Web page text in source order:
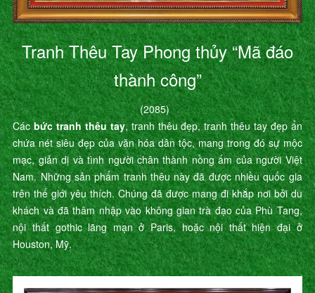
Tranh Thêu Tay Phong thủy “Mã đáo
thành công”
(2085)
Cácbức tranh thêu tay, tranh thêu đẹp, tranh thêu tay đẹp ẩn
chứa nét siêu đẹp của văn hóa dân tộc, mang trong đó sự mộc
mạc, giản dị và tình người chân thành nồng ấm của người Việt
Nam. Những sản phẩm tranh thêu này đã được nhiều quốc gia
trên thế giới yêu thích. Chúng đã được mang đi khắp nơi bởi du
khách và đã thâm nhập vào không gian trà đạo của Phù Tang,
nội thất gothic lãng mạn ở Paris, hoặc nội thất hiện đại ở
Houston, Mỹ.